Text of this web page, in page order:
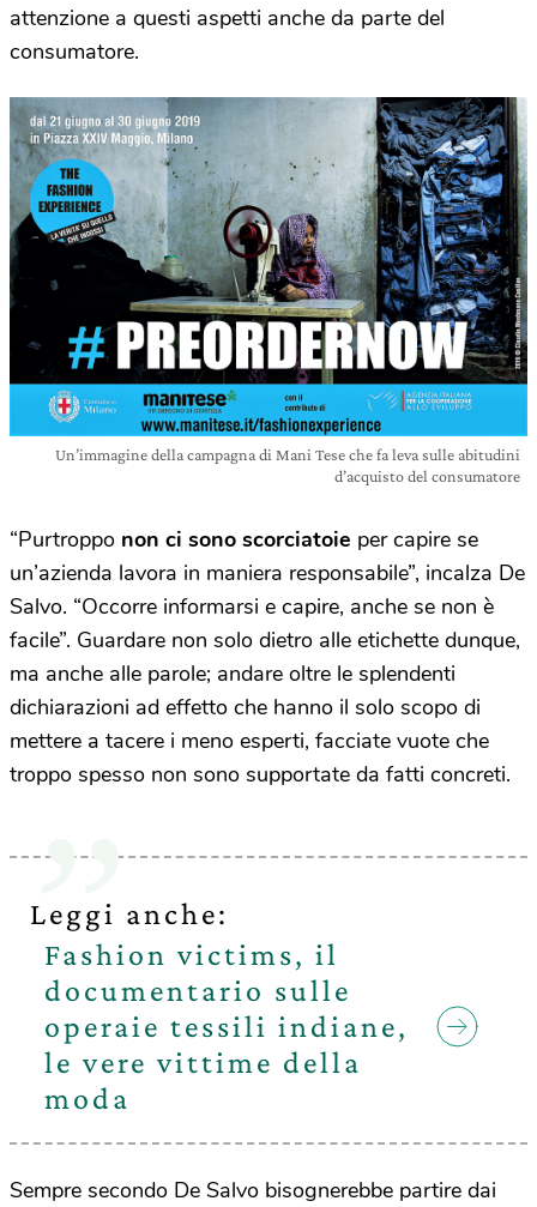
attenzione a questi aspetti anche da parte del
consumatore.
Un’immagine della campagna di Mani Tese che fa leva sulle abitudini
d’acquisto del consumatore
“Purtroppo non ci sono scorciatoie per capire se
un’azienda lavora in maniera responsabile”, incalza De
Salvo. “Occorre informarsi e capire, anche se non è
facile”. Guardare non solo dietro alle etichette dunque,
ma anche alle parole; andare oltre le splendenti
dichiarazioni ad effetto che hanno il solo scopo di
mettere a tacere i meno esperti, facciate vuote che
troppo spesso non sono supportate da fatti concreti.
Leggi anche:
Fashion victims, il
documentario sulle
operaie tessili indiane,
le vere vittime della
moda
Sempre secondo De Salvo bisognerebbe partire dai